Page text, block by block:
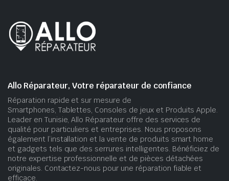
Allo Réparateur, Votre réparateur de confiance
Réparation rapide et sur mesure de
Smartphones, Tablettes, Consoles de jeux et Produits Apple.
Leader en Tunisie, Allo Réparateur offre des services de
qualité pour particuliers et entreprises. Nous proposons
également l’installation et la vente de produits smart home
et gadgets tels que des serrures intelligentes. Bénéficiez de
notre expertise professionnelle et de pièces détachées
originales. Contactez-nous pour une réparation fiable et
efficace.